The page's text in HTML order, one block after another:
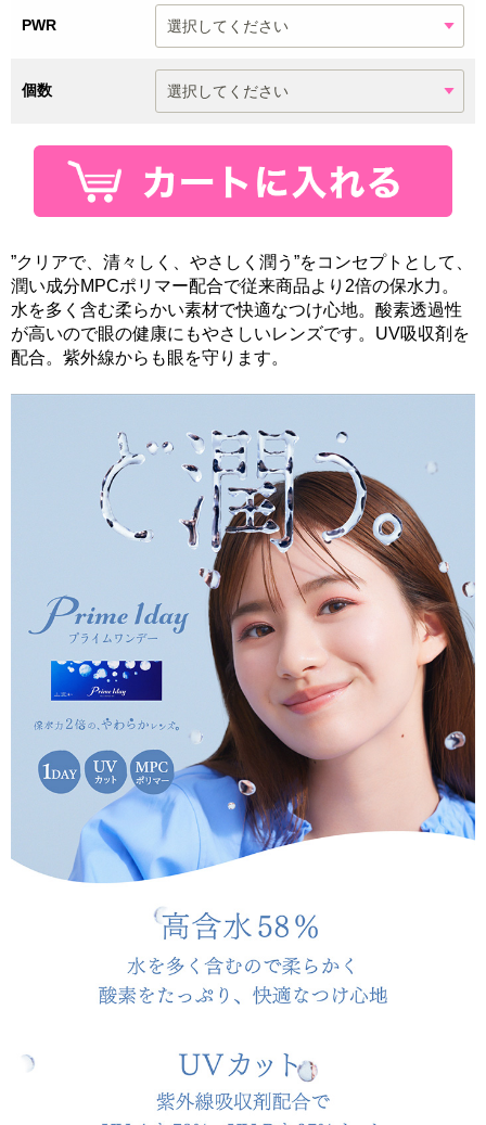
PWR
個数
”クリアで、清々しく、やさしく潤う”をコンセプトとして、
潤い成分MPCポリマー配合で従来商品より2倍の保水力。
水を多く含む柔らかい素材で快適なつけ心地。酸素透過性
が高いので眼の健康にもやさしいレンズです。UV吸収剤を
配合。紫外線からも眼を守ります。